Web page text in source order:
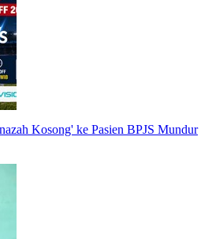
Kosong' ke Pasien BPJS Mundur